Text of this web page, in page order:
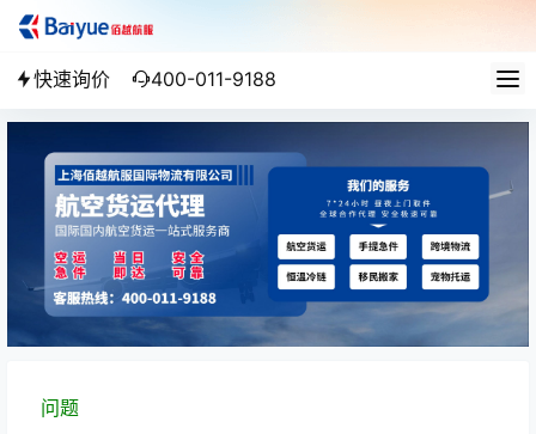
快速询价 400-011-9188
问题